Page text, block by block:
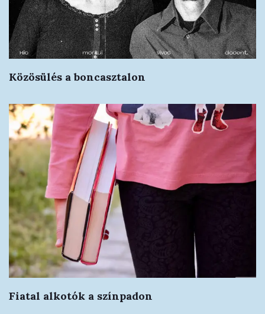
Közösülés a boncasztalon
Fiatal alkotók a színpadon